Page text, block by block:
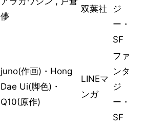
儚
双葉社
ジ
ー・
SF
juno(作画)・Hong
Dae Ui(脚色)・
Q10(原作)
LINEマ
ンガ
ファ
ンタ
ジ
ー・
SF